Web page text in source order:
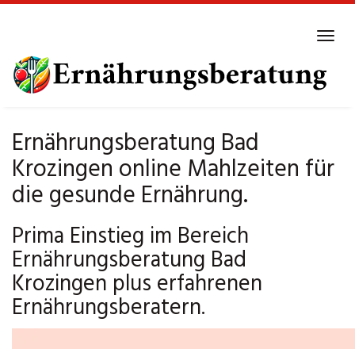
main
content
Ernährungsberatung Bad
Krozingen online Mahlzeiten für
die gesunde Ernährung.
Prima Einstieg im Bereich
Ernährungsberatung Bad
Krozingen plus erfahrenen
Ernährungsberatern.